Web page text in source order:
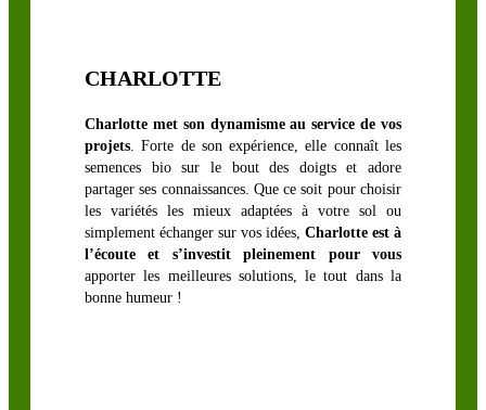
biologique
Sainfoin,
Mélilot,
Séradelle &
Cameline
Trèfle blanc
Trèfle
d’Alexandrie
CHARLOTTE
Charlotte met son dynamisme au service de vos
projets. Forte de son expérience, elle connaît les
semences bio sur le bout des doigts et adore
partager ses connaissances. Que ce soit pour choisir
les variétés les mieux adaptées à votre sol ou
simplement échanger sur vos idées, Charlotte est à
l’écoute et s’investit pleinement pour vous
apporter les meilleures solutions, le tout dans la
bonne humeur !